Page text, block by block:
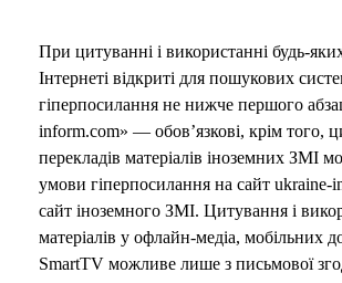
При цитуванні і використанні будь-
Інтернеті відкриті для пошукових
гіперпосилання не нижче першого
inform.com» — обов’язкові, крім того,
перекладів матеріалів іноземних ЗМІ
умови гіперпосилання на сайт ukraine-
сайт іноземного ЗМІ. Цитування і
матеріалів у офлайн-медіа, мобільних
SmartTV можливе лише з письмової